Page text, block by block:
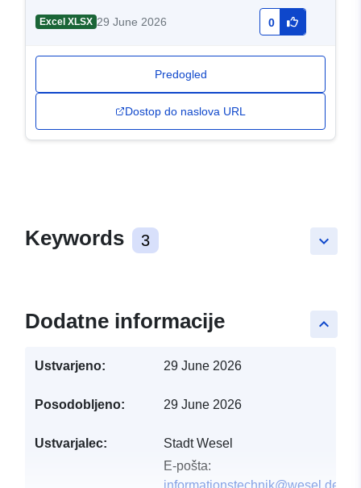
Excel XLSX 29 June 2026 0
Predogled
Dostop do naslova URL
keyboard_arrow_down
Keywords 3
keyboard_arrow_up
Dodatne informacije
Ustvarjeno: 29 June 2026
Posodobljeno: 29 June 2026
Ustvarjalec:
Stadt Wesel
E-pošta: